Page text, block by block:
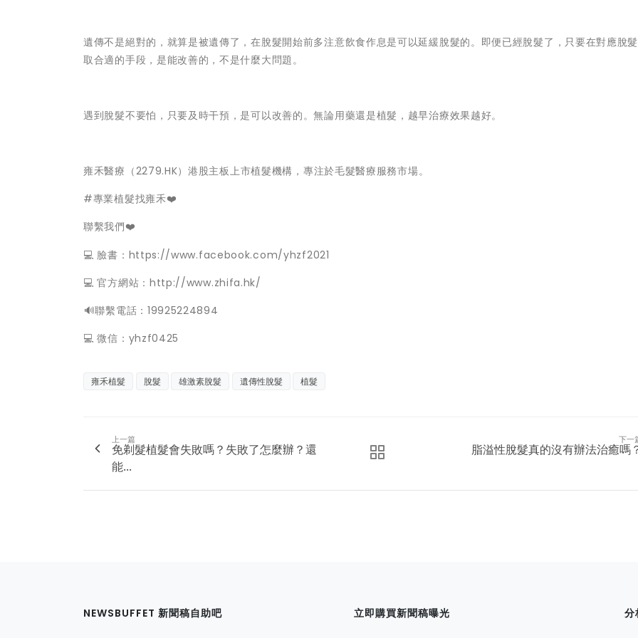
遺傳不是絕對的，就算是被遺傳了，在脫髮開始前多注意飲食作息是可以延緩脫髮的。即便已經脫髮了，只要在對應脫
取合適的手段，是能改善的，不是什麼大問題。
遇到脫髮不要怕，只要及時干預，是可以改善的。無論用藥還是植髮，越早治療效果越好。
雍禾醫療（2279.HK）港股主板上市植髮機構，專注於毛髮醫療服務市場。
#專業植髮找雍禾❤️
聯繫我們❤️
💻 臉書：https://www.facebook.com/yhzf2021
💻 官方網站：http://www.zhifa.hk/
️🔊聯繫電話：19925224894
💻 微信：yhzf0425
雍禾植髮 脫髮 雄激素脫髮 遺傳性脫髮 植髮
上一篇
免剃髮植髮會失敗嗎？失敗了怎麼辦？還
能...
下一
脂溢性脫髮真的沒有辦法治癒嗎
NEWSBUFFET 新聞稿自助吧 立即購買新聞稿曝光 分